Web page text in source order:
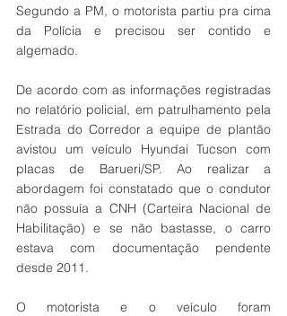
Segundo a PM, o motorista partiu pra cima
da Polícia e precisou ser contido e
algemado.
De acordo com as informações registradas
no relatório policial, em patrulhamento pela
Estrada do Corredor a equipe de plantão
avistou um veículo Hyundai Tucson com
placas de Barueri/SP. Ao realizar a
abordagem foi constatado que o condutor
não possuía a CNH (Carteira Nacional de
Habilitação) e se não bastasse, o carro
estava com documentação pendente
desde 2011.
O motorista e o veículo foram